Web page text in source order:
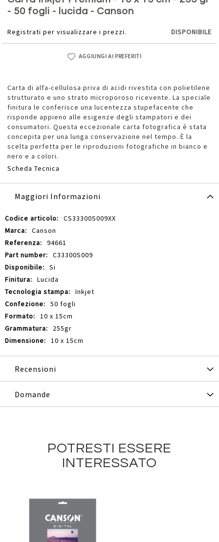
- 50 fogli - lucida - Canson
Registrati per visualizzare i prezzi. DISPONIBILE
AGGIUNGI AI PREFERITI
Carta di alfa-cellulosa priva di acidi rivestita con polietilene
strutturato e uno strato microporoso ricevente. La speciale
finitura le conferisce una lucentezza stupefacente che
risponde appieno alle esigenze degli stampatori e dei
consumatori. Questa eccezionale carta fotografica è stata
concepita per una lunga conservazione nel tempo. È la
scelta perfetta per le riproduzioni fotografiche in bianco e
nero e a colori.
Scheda Tecnica
della
galleria
immagini
Maggiori Informazioni
Maggiori
Informazioni
CS33300S009XX
Canson
94661
C33300S009
Si
Lucida
Inkjet
50 fogli
10 x 15cm
255gr
10 x 15cm
Recensioni
Domande
POTRESTI ESSERE
INTERESSATO